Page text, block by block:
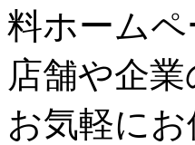
料ホーム
店舗や企
お気軽に